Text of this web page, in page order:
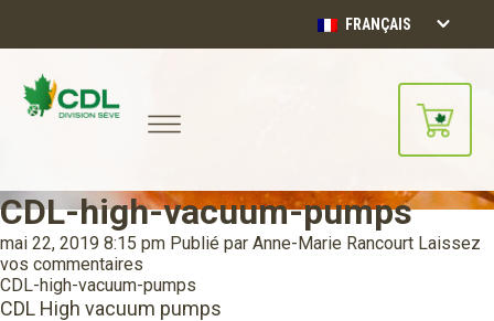
FRANÇAIS
Notre site d'achats en ligne sera
bientôt disponible!!
Merci de votre compréhension.
CONTINUER
CDL-high-vacuum-pumps
mai 22, 2019 8:15 pm Publié par Anne-Marie Rancourt Laissez
vos commentaires
CDL-high-vacuum-pumps
CDL High vacuum pumps